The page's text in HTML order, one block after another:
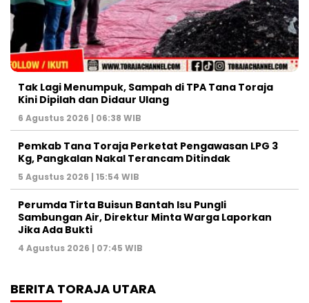
Tak Lagi Menumpuk, Sampah di TPA Tana Toraja
Kini Dipilah dan Didaur Ulang
6 Agustus 2026 | 06:38 WIB
Pemkab Tana Toraja Perketat Pengawasan LPG 3
Kg, Pangkalan Nakal Terancam Ditindak
5 Agustus 2026 | 15:54 WIB
Perumda Tirta Buisun Bantah Isu Pungli
Sambungan Air, Direktur Minta Warga Laporkan
Jika Ada Bukti
4 Agustus 2026 | 07:45 WIB
BERITA TORAJA UTARA